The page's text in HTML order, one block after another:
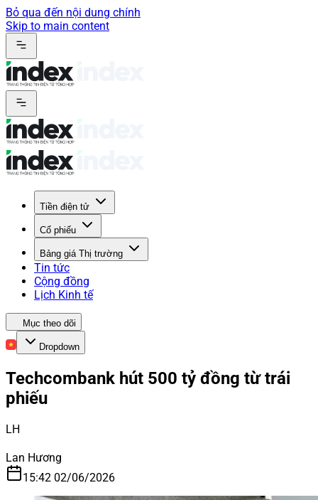
Bỏ qua đến nội dung chính
Skip to main content
Tiền điện tử
Cổ phiếu
Bảng giá Thị trường
Tin tức
Cộng đồng
Lịch Kinh tế
Mục theo dõi
Dropdown
Techcombank hút 500 tỷ đồng từ trái
phiếu
LH
Lan Hương
15:42 02/06/2026